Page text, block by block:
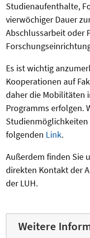
Studienaufenthalte,
vierwöchiger Dauer
Abschlussarbeit oder
Es ist wichtig
Kooperationen auf
daher die Mobilitäten
Programms erfolgen.
folgenden Link.
Außerdem finden Sie
direkten Kontakt der
der LUH.
Weitere